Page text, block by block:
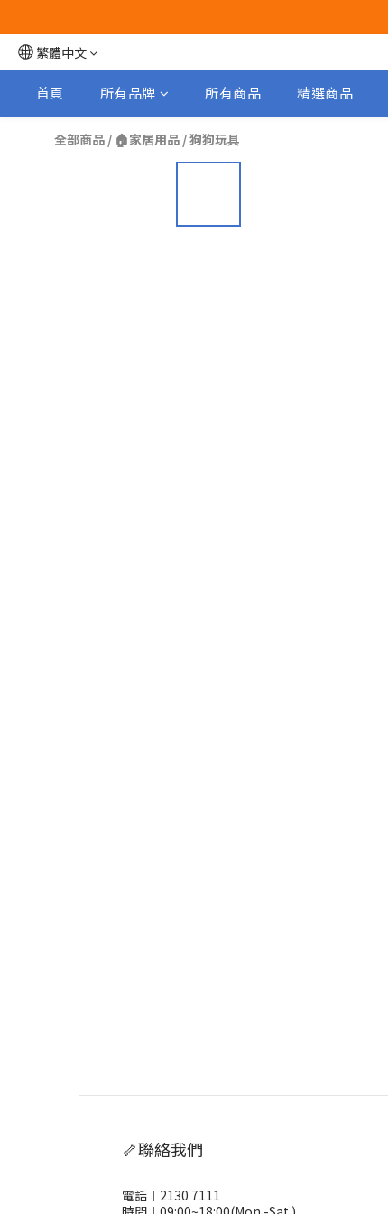
繁體中文
首頁 所有品牌 所有商品 精選商品
全部商品 / 🏠家居用品 /狗狗玩具
🦴聯絡我們
電話︱2130 7111